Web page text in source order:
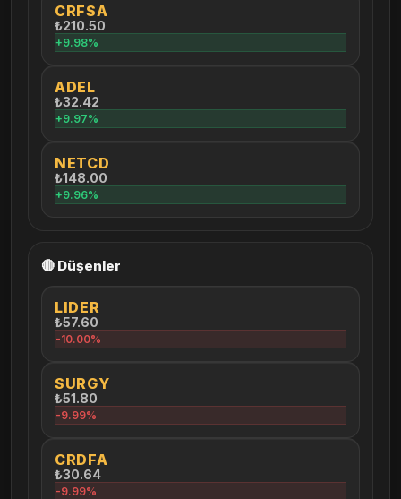
CRFSA
₺210.50
+9.98%
ADEL
₺32.42
+9.97%
NETCD
₺148.00
+9.96%
🔴 Düşenler
LIDER
₺57.60
-10.00%
SURGY
₺51.80
-9.99%
CRDFA
₺30.64
-9.99%